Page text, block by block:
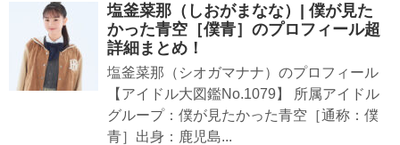
塩釜菜那（しおがまなな）| 僕が見た
かった青空［僕青］のプロフィール超
詳細まとめ！
塩釜菜那（シオガマナナ）のプロフィール
【アイドル大図鑑No.1079】 所属アイドル
グループ：僕が見たかった青空［通称：僕
青］出身：鹿児島...